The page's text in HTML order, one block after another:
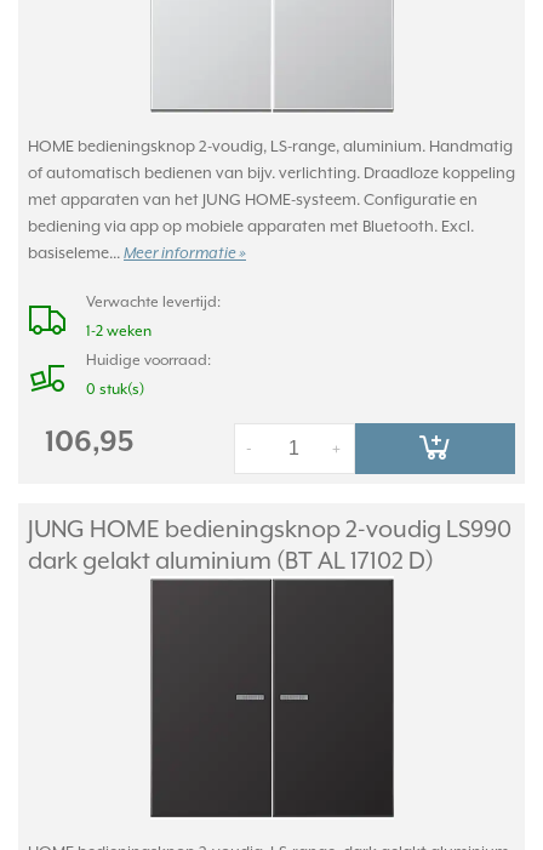
HOME bedieningsknop 2-voudig, LS-range, aluminium. Handmatig
of automatisch bedienen van bijv. verlichting. Draadloze koppeling
met apparaten van het JUNG HOME-systeem. Configuratie en
bediening via app op mobiele apparaten met Bluetooth. Excl.
basiseleme... Meer informatie »
Verwachte levertijd:
1-2 weken
Huidige voorraad:
0 stuk(s)
106,95 +
-
JUNG HOME bedieningsknop 2-voudig LS990
dark gelakt aluminium (BT AL 17102 D)